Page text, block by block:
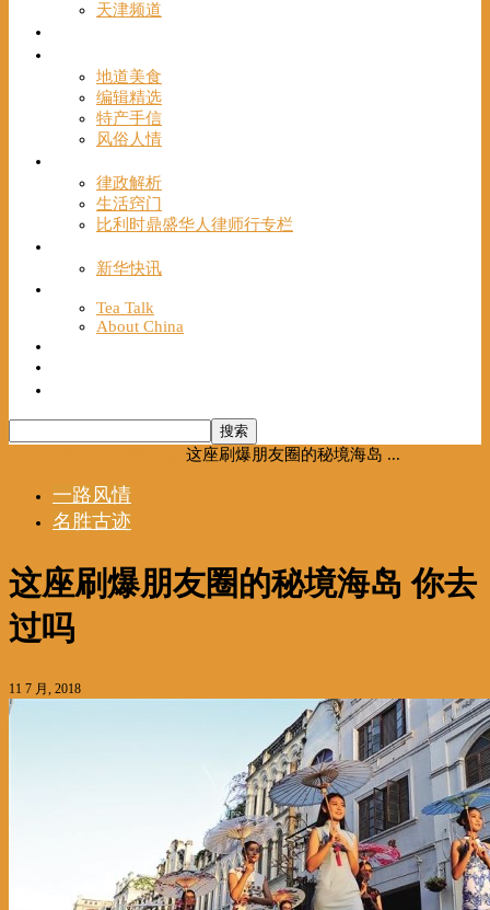
天津频道
地道美食
编辑精选
特产手信
风俗人情
律政解析
生活窍门
比利时鼎盛华人律师行专栏
新华快讯
Tea Talk
About China
这座刷爆朋友圈的秘境海岛 ...
一路风情
名胜古迹
这座刷爆朋友圈的秘境海岛 你去
过吗
11 7 月, 2018